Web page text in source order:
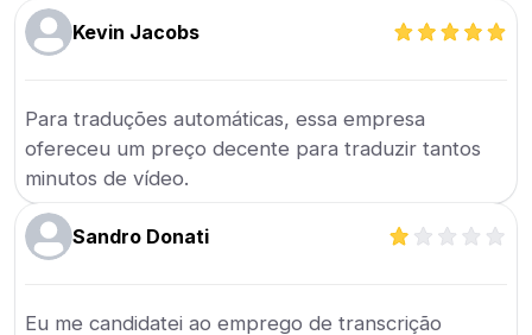
Kevin Jacobs
Para traduções automáticas, essa empresa
ofereceu um preço decente para traduzir tantos
minutos de vídeo.
Sandro Donati
Eu me candidatei ao emprego de transcrição